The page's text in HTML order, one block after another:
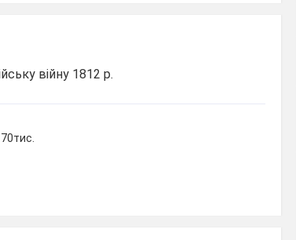
війну 1812 р.
70тис.